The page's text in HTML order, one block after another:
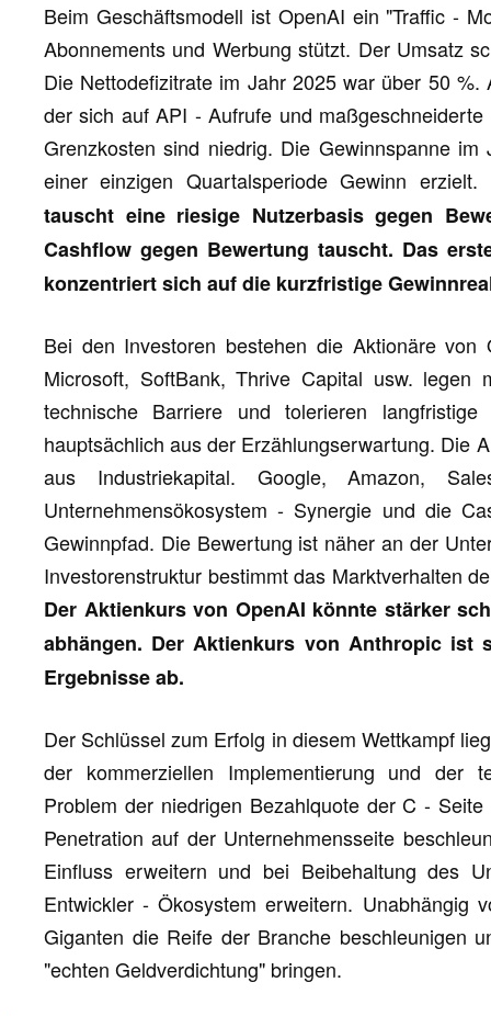
Beim Geschäftsmodell ist OpenAI ein "Traffic -
Abonnements und Werbung stützt. Der Umsatz
Die Nettodefizitrate im Jahr 2025 war über 50
der sich auf API - Aufrufe und
Grenzkosten sind niedrig. Die Gewinnspanne
einer einzigen Quartalsperiode Gewinn
tauscht eine riesige Nutzerbasis gegen
Cashflow gegen Bewertung tauscht. Das
konzentriert sich auf die kurzfristige
Bei den Investoren bestehen die Aktionäre von
Microsoft, SoftBank, Thrive Capital usw.
technische Barriere und tolerieren
hauptsächlich aus der Erzählungserwartung. Die
aus Industriekapital. Google, Amazon,
Unternehmensökosystem - Synergie und die
Gewinnpfad. Die Bewertung ist näher an der
Investorenstruktur bestimmt das Marktverhalten
Der Aktienkurs von OpenAI könnte stärker
abhängen. Der Aktienkurs von Anthropic ist
Ergebnisse ab.
Der Schlüssel zum Erfolg in diesem Wettkampf
der kommerziellen Implementierung und der
Problem der niedrigen Bezahlquote der C -
Penetration auf der Unternehmensseite
Einfluss erweitern und bei Beibehaltung des
Entwickler - Ökosystem erweitern.
Giganten die Reife der Branche beschleunigen
"echten Geldverdichtung" bringen.